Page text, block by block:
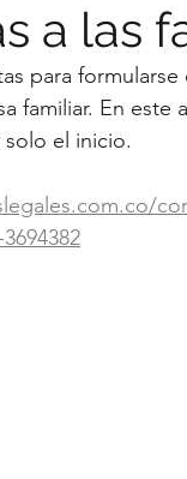
a las
para
familiar. En
el inicio.